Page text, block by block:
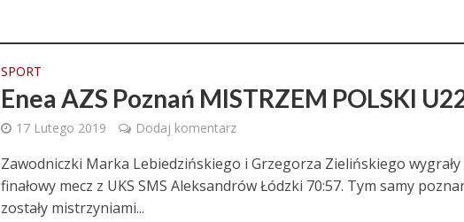
SPORT
Enea AZS Poznań MISTRZEM POLSKI
17 Lutego 2019 Dodaj komentarz
Zawodniczki Marka Lebiedzińskiego i Grzegorza Zielińskiego wygrały
finałowy mecz z UKS SMS Aleksandrów Łódzki 70:57. Tym samy
zostały mistrzyniami...